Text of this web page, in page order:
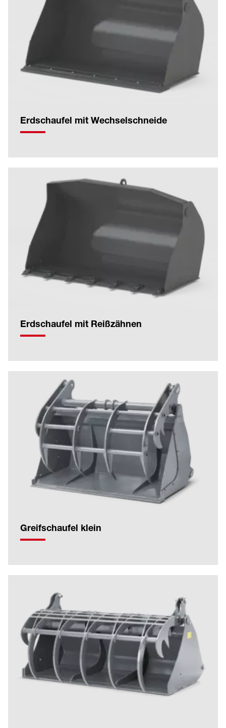
Erdschaufel mit Wechselschneide
Erdschaufel mit Reißzähnen
Greifschaufel klein